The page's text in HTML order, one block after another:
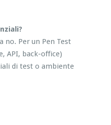
no. Per un Pen Test
API, back-office)
di test o ambiente